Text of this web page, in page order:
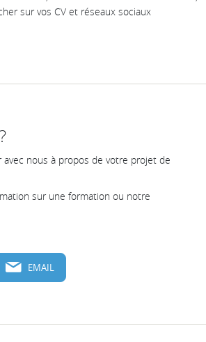
sur vos CV et réseaux sociaux
nous à propos de votre projet de
sur une formation ou notre
EMAIL